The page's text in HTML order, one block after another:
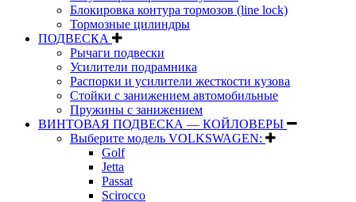
Блокировка контура тормозов (line lock)
Тормозные цилиндры
ПОДВЕСКА
Рычаги подвески
Усилители подрамника
Распорки и усилители жесткости кузова
Стойки с занижением автомобильные
Пружины с занижением
ВИНТОВАЯ ПОДВЕСКА — КОЙЛОВЕРЫ
Выберите модель VOLKSWAGEN:
Golf
Jetta
Passat
Scirocco